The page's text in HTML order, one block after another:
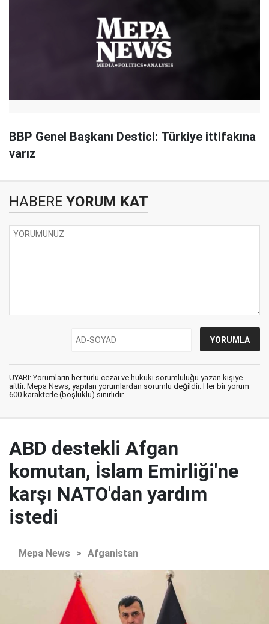
BBP Genel Başkanı Destici: Türkiye ittifakına
varız
HABERE YORUM KAT
UYARI: Yorumların her türlü cezai ve hukuki sorumluluğu yazan kişiye
aittir. Mepa News, yapılan yorumlardan sorumlu değildir. Her bir yorum
600 karakterle (boşluklu) sınırlıdır.
ABD destekli Afgan
komutan, İslam Emirliği'ne
karşı NATO'dan yardım
istedi
Mepa News > Afganistan